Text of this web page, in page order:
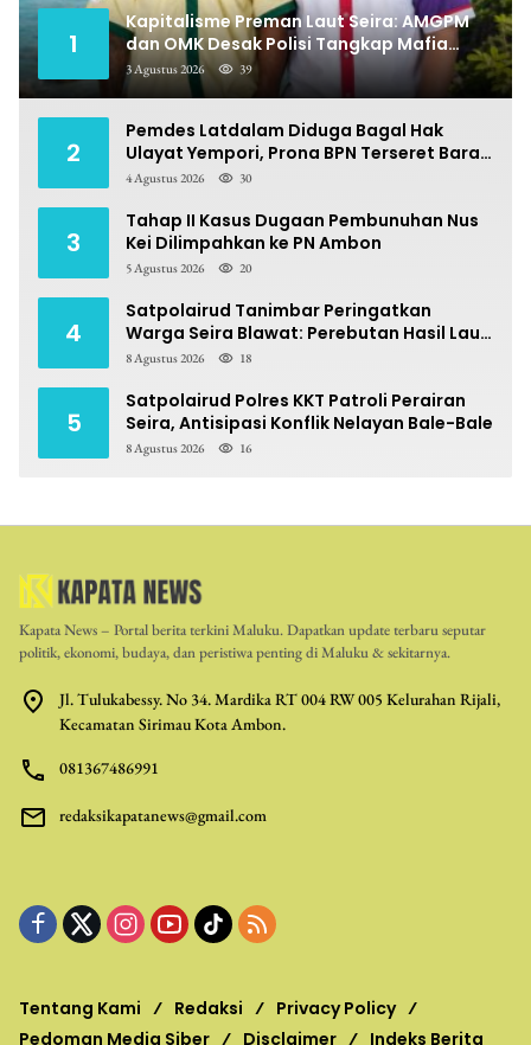
1
Kapitalisme Preman Laut Seira: AMGPM
dan OMK Desak Polisi Tangkap Mafia
Pungli
3 Agustus 2026 39
2
Pemdes Latdalam Diduga Bagal Hak
Ulayat Yempori, Prona BPN Terseret Bara
Sengketa
4 Agustus 2026 30
3
Tahap II Kasus Dugaan Pembunuhan Nus
Kei Dilimpahkan ke PN Ambon
5 Agustus 2026 20
4
Satpolairud Tanimbar Peringatkan
Warga Seira Blawat: Perebutan Hasil Laut
Berpotensi Pidana
8 Agustus 2026 18
5
Satpolairud Polres KKT Patroli Perairan
Seira, Antisipasi Konflik Nelayan Bale-Bale
8 Agustus 2026 16
Kapata News – Portal berita terkini Maluku. Dapatkan update terbaru seputar
politik, ekonomi, budaya, dan peristiwa penting di Maluku & sekitarnya.
Jl. Tulukabessy. No 34. Mardika RT 004 RW 005 Kelurahan Rijali,
Kecamatan Sirimau Kota Ambon.
081367486991
redaksikapatanews@gmail.com
Tentang Kami Redaksi
Privacy Policy
Pedoman Media Siber
Disclaimer Indeks Berita